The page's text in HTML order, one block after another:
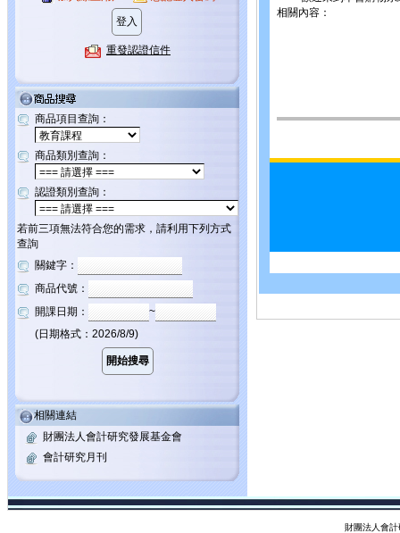
重發認證信件
商品項目查詢：
商品類別查詢：
認證類別查詢：
若前三項無法符合您的需求，請利用下列方式
查詢
關鍵字：
商品代號：
開課日期：
~
(日期格式：2026/8/9)
相關連結
財團法人會計研究發展基金會
會計研究月刊
相關內容：
財團法人會